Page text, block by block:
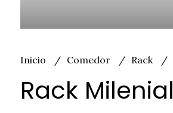
Inicio Comedor Rack
Rack Milenial